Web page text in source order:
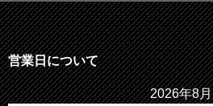
営業日について
2026年8月